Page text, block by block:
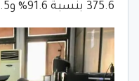
375.6 بنسبة 91.6% و374.5 لطب الأسنان 91.34%.